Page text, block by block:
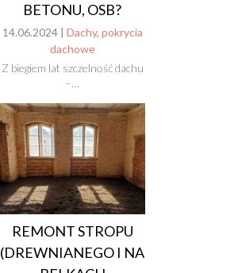
BETONU, OSB?
14.06.2024 | Dachy, pokrycia
dachowe
Z biegiem lat szczelność dachu
–…
REMONT STROPU
(DREWNIANEGO I NA